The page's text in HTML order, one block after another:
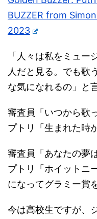
BUZZER from
2023
「人々は私をミュ
人だと見る。でも歌
な気になれるの」と
審査員「いつから歌
プトリ「生まれた時
審査員「あなたの夢
プトリ「ホイットニ
になってグラミー賞
今は高校生ですが、